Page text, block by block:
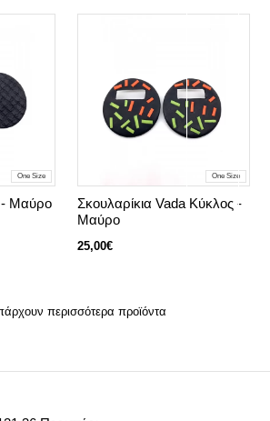
One Size
- Μαύρο
One Size
Σκουλαρίκια Vada Κύκλος -
Μαύρο
25,00€
περισσότερα προϊόντα